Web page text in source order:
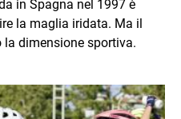
in Spagna nel 1997 è
la maglia iridata. Ma il
dimensione sportiva.